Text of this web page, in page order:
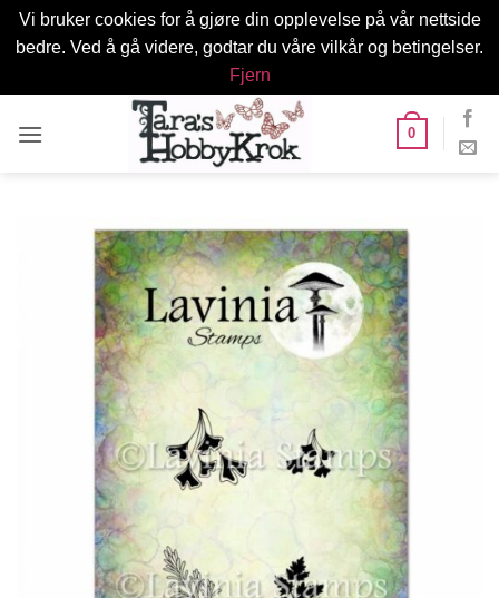
Vi bruker cookies for å gjøre din opplevelse på vår nettside
bedre. Ved å gå videre, godtar du våre vilkår og betingelser.
Fjern
0